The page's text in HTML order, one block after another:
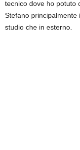
tecnico dove ho potuto
Stefano principalmente
studio che in esterno.